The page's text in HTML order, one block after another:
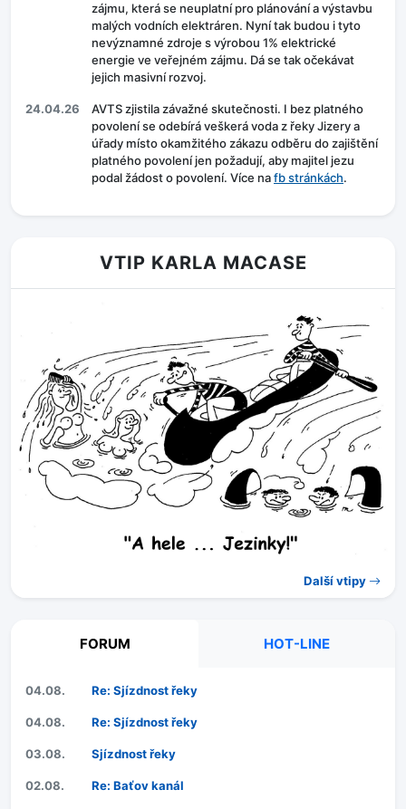
zájmu, která se neuplatní pro plánování a výstavbu
malých vodních elektráren. Nyní tak budou i tyto
nevýznamné zdroje s výrobou 1% elektrické
energie ve veřejném zájmu. Dá se tak očekávat
jejich masivní rozvoj.
24.04.26
AVTS zjistila závažné skutečnosti. I bez platného
povolení se odebírá veškerá voda z řeky Jizery a
úřady místo okamžitého zákazu odběru do zajištění
platného povolení jen požadují, aby majitel jezu
podal žádost o povolení. Více nafb stránkách.
VTIP KARLA MACASE
Další vtipy
FORUM HOT-LINE
04.08. Re: Sjízdnost řeky
04.08. Re: Sjízdnost řeky
03.08. Sjízdnost řeky
02.08. Re: Baťov kanál